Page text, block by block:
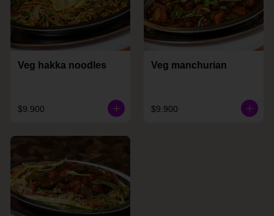
Veg hakka noodles
$9.900
Veg manchurian
$9.900